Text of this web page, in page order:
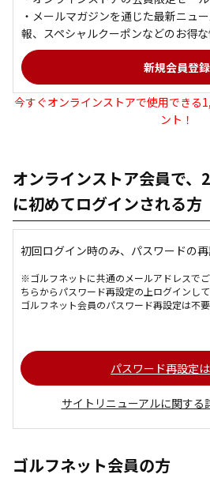
・メールマガジンを通じた最新ニュ
報、スペシャルクーポンなどのお得
今すぐオンラインストアで使用できる
ント！
オンラインストア会員で
に初めてログインされる方
初回ログイン時のみ、パスワードの再
※ゴルフネットに共通のメールアドレスで
ちらからパスワード再設定の上ログインして
ゴルフネット会員のパスワード再設定は不要
パスワード再設定
サイトリニューアルに関す
ゴルフネット会員の方